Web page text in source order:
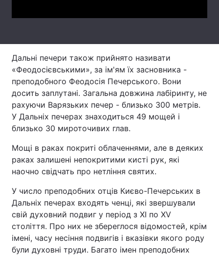
Тема оформлення
Дальні печери також прийнято називати
«Феодосієвськими», за ім'ям їх засновника -
преподобного Феодосія Печерського. Вони
досить заплутані. Загальна довжина лабіринту, не
рахуючи Варязьких печер - близько 300 метрів.
У Дальніх печерах знаходиться 49 мощей і
близько 30 мироточивих глав.
Мощі в раках покриті облаченнями, але в деяких
раках залишені непокритими кисті рук, які
наочно свідчать про нетління святих.
У число преподобних отців Києво-Печерських в
Дальніх печерах входять ченці, які звершували
свій духовний подвиг у період з ХІ по XV
століття. Про них не збереглося відомостей, крім
імені, часу несіння подвигів і вказівки якого роду
були духовні труди. Багато імен преподобних